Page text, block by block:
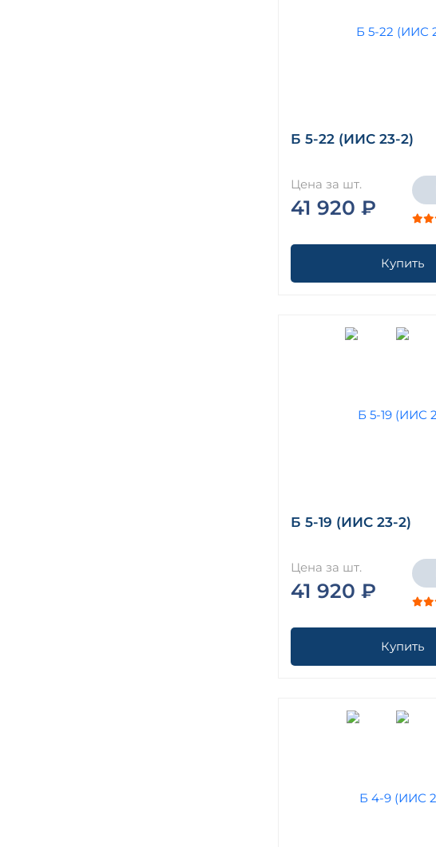
Б 5-22 (ИИС 23-2)
Цена за шт.
41 920 ₽
Купить
Б 5-19 (ИИС 23-2)
Цена за шт.
41 920 ₽
Купить